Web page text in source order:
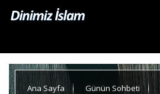
Ana Sayfa Günün Sohbeti